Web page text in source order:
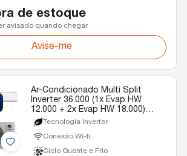
de estoque
avisado quando chegar
Avise-me
Ar-Condicionado Multi Split
Inverter 36.000 (1x Evap HW
12.000 + 2x Evap HW 18.000)
Gree Quente/Frio R-32 220v
Tecnologia Inverter
Conexão Wi-fi
Ciclo Quente e Frio